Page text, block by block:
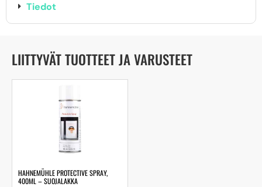
Tiedot
LIITTYVÄT TUOTTEET JA VARUSTEET
HAHNEMÜHLE PROTECTIVE SPRAY,
400ML – SUOJALAKKA